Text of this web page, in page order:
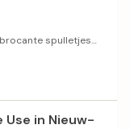
spulletjes
Use in Nieuw-